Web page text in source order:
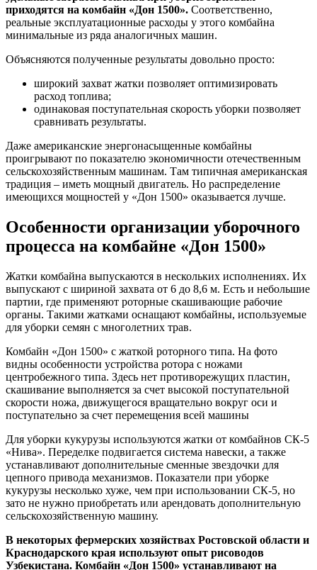
приходятся на комбайн «Дон 1500». Соответственно,
реальные эксплуатационные расходы у этого комбайна
минимальные из ряда аналогичных машин.
Объясняются полученные результаты довольно просто:
широкий захват жатки позволяет оптимизировать
расход топлива;
одинаковая поступательная скорость уборки позволяет
сравнивать результаты.
Даже американские энергонасыщенные комбайны
проигрывают по показателю экономичности отечественным
сельскохозяйственным машинам. Там типичная американская
традиция – иметь мощный двигатель. Но распределение
имеющихся мощностей у «Дон 1500» оказывается лучше.
Особенности организации уборочного
процесса на комбайне «Дон 1500»
Жатки комбайна выпускаются в нескольких исполнениях. Их
выпускают с шириной захвата от 6 до 8,6 м. Есть и небольшие
партии, где применяют роторные скашивающие рабочие
органы. Такими жатками оснащают комбайны, используемые
для уборки семян с многолетних трав.
Комбайн «Дон 1500» с жаткой роторного типа. На фото
видны особенности устройства ротора с ножами
центробежного типа. Здесь нет противорежущих пластин,
скашивание выполняется за счет высокой поступательной
скорости ножа, движущегося вращательно вокруг оси и
поступательно за счет перемещения всей машины
Для уборки кукурузы используются жатки от комбайнов СК-5
«Нива». Переделке подвигается система навески, а также
устанавливают дополнительные сменные звездочки для
цепного привода механизмов. Показатели при уборке
кукурузы несколько хуже, чем при использовании СК-5, но
зато не нужно приобретать или арендовать дополнительную
сельскохозяйственную машину.
В некоторых фермерских хозяйствах Ростовской области и
Краснодарского края используют опыт рисоводов
Узбекистана. Комбайн «Дон 1500» устанавливают на